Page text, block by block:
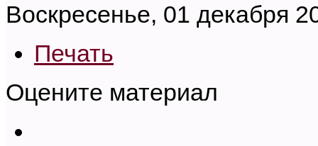
Воскресенье, 01 декабря
Печать
Оцените материал